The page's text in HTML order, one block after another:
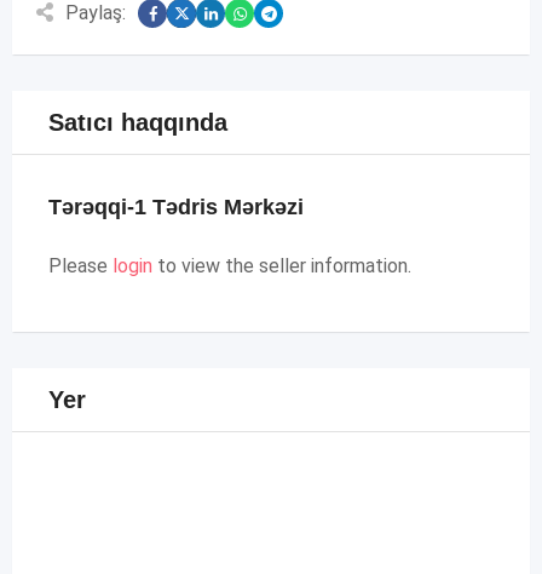
Paylaş:
Satıcı haqqında
Tərəqqi-1 Tədris Mərkəzi
Please login to view the seller information.
Yer